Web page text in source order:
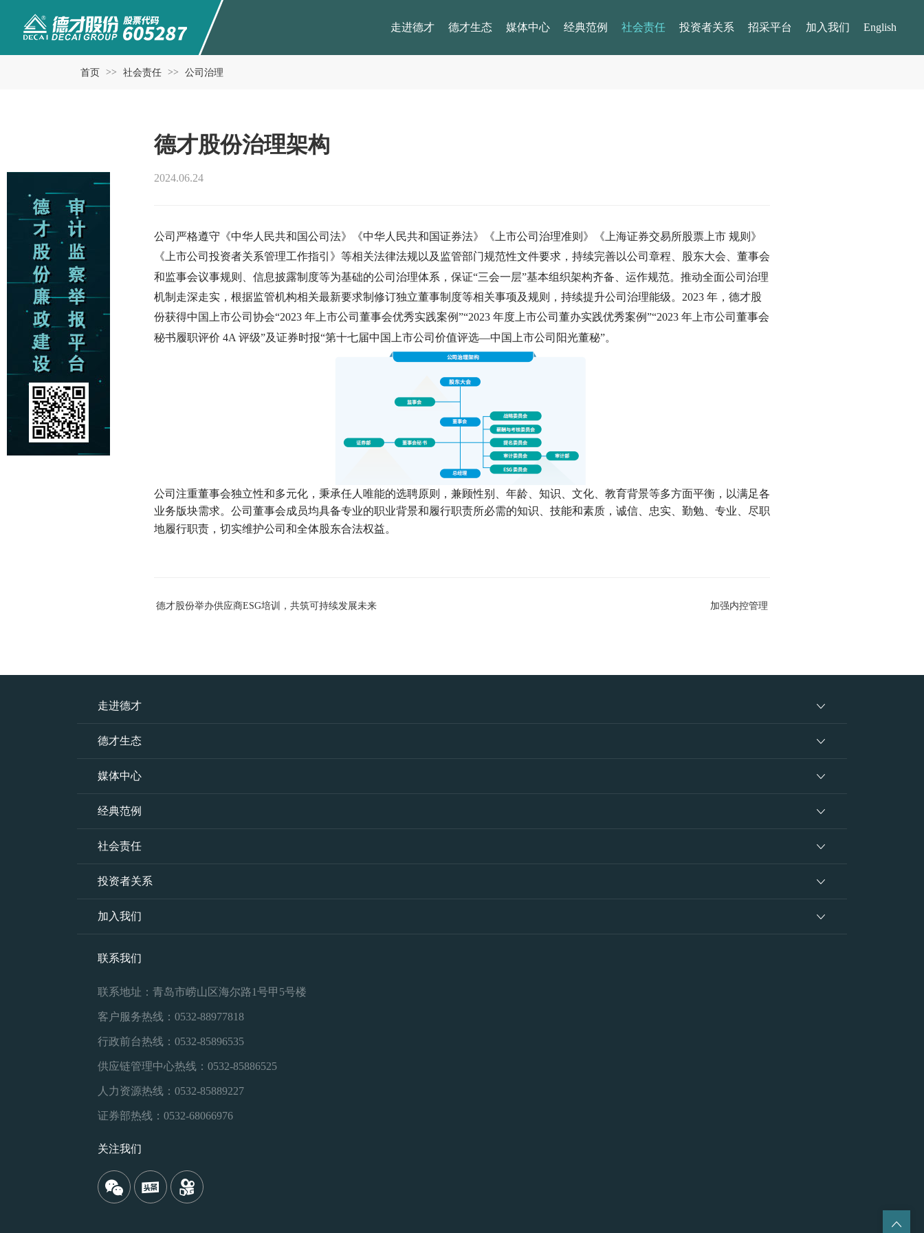
走进德才 德才生态 媒体中心 经典范例 社会责任 投资者关系 招采平台 加入我们 English
首页 >> 社会责任 >> 公司治理
德才股份治理架构
2024.06.24
公司严格遵守《中华人民共和国公司法》《中华人民共和国证券法》《上市公司治理准则》《上海证券交易所股票上市 规则》
《上市公司投资者关系管理工作指引》等相关法律法规以及监管部门规范性文件要求，持续完善以公司章程、股东大会、董事会
和监事会议事规则、信息披露制度等为基础的公司治理体系，保证“三会一层”基本组织架构齐备、运作规范。推动全面公司治理
机制走深走实，根据监管机构相关最新要求制修订独立董事制度等相关事项及规则，持续提升公司治理能级。2023 年，德才股
份获得中国上市公司协会“2023 年上市公司董事会优秀实践案例”“2023 年度上市公司董办实践优秀案例”“2023 年上市公司董事会
秘书履职评价 4A 评级”及证券时报“第十七届中国上市公司价值评选—中国上市公司阳光董秘”。
公司注重董事会独立性和多元化，秉承任人唯能的选聘原则，兼顾性别、年龄、知识、文化、教育背景等多方面平衡，以满足各
业务版块需求。公司董事会成员均具备专业的职业背景和履行职责所必需的知识、技能和素质，诚信、忠实、勤勉、专业、尽职
地履行职责，切实维护公司和全体股东合法权益。
德才股份举办供应商ESG培训，共筑可持续发展未来 加强内控管理
走进德才
德才生态
媒体中心
经典范例
社会责任
投资者关系
加入我们
联系我们
联系地址：青岛市崂山区海尔路1号甲5号楼
客户服务热线：0532-88977818
行政前台热线：0532-85896535
供应链管理中心热线：0532-85886525
人力资源热线：0532-85889227
证券部热线：0532-68066976
关注我们